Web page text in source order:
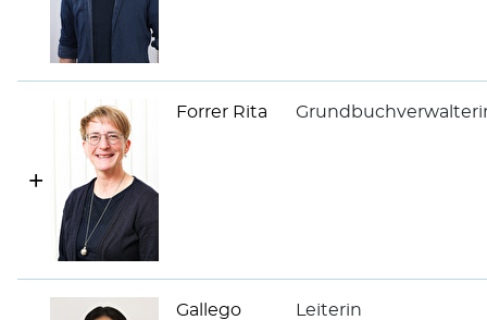
Forrer Rita
Gallego
Leiterin